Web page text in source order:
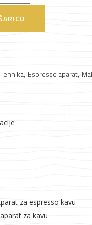
Vijčana roba
, Espresso aparat,
za espresso kavu
za kavu